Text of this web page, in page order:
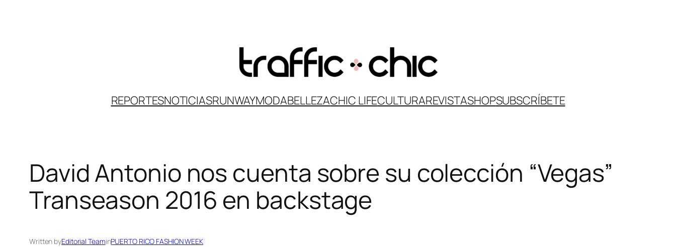
REPORTESNOTICIASRUNWAYMODABELLEZACHIC LIFECULTURAREVISTASHOPSUBSCRÍBETE
David Antonio nos cuenta sobre su colección “Vegas”
Transeason 2016 en backstage
Written byEditorial TeaminPUERTO RICO FASHION WEEK